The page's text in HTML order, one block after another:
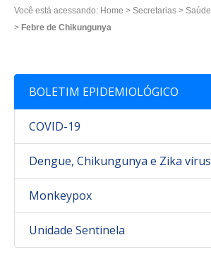
Você está acessando: Home > Secretarias > Saúde
> Febre de Chikungunya
BOLETIM EPIDEMIOLÓGICO
COVID-19
Dengue, Chikungunya e Zika vírus
Monkeypox
Unidade Sentinela